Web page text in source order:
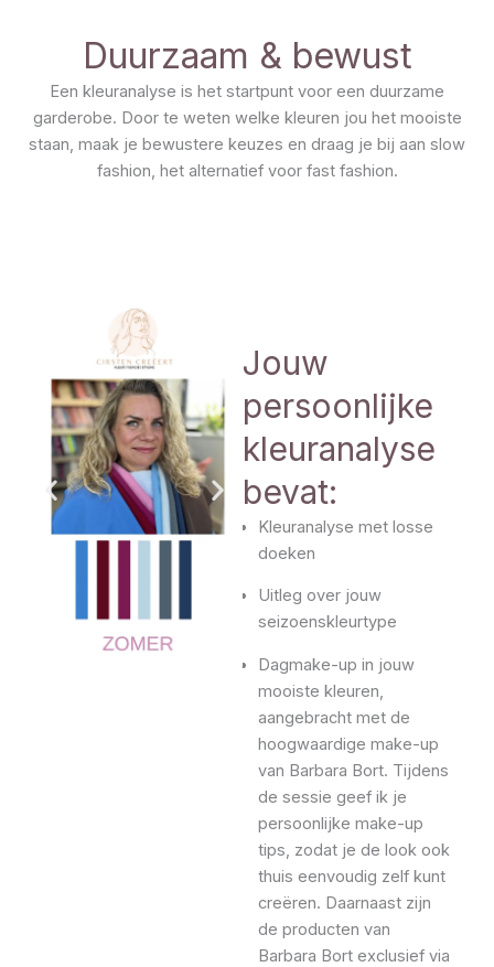
Duurzaam & bewust
Een kleuranalyse is het startpunt voor een duurzame
garderobe. Door te weten welke kleuren jou het mooiste
staan, maak je bewustere keuzes en draag je bij aan slow
fashion, het alternatief voor fast fashion.
Jouw
persoonlijke
kleuranalyse
bevat:
Kleuranalyse met losse
doeken
Uitleg over jouw
seizoenskleurtype
Dagmake-up in jouw
mooiste kleuren,
aangebracht met de
hoogwaardige make-up
van Barbara Bort. Tijdens
de sessie geef ik je
persoonlijke make-up
tips, zodat je de look ook
thuis eenvoudig zelf kunt
creëren. Daarnaast zijn
de producten van
Barbara Bort exclusief via